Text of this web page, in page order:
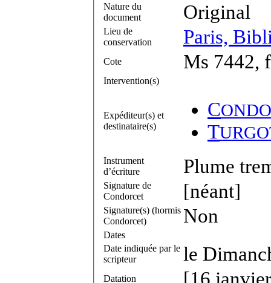
Nature du
document
Original
Lieu de
conservation
Paris,
Cote Ms 7442,
Intervention(s)
Expéditeur(s) et
destinataire(s)
C
T
Instrument
d’écriture
Plume
Signature de
Condorcet
[néant]
Signature(s) (hormis
Condorcet)
Non
Dates
Date indiquée par le
scripteur
le
Datation